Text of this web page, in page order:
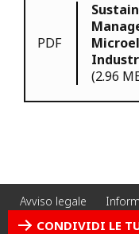
PDF
(2.96
Avviso legale
Accessibility: non-
CONDIVIDI LE